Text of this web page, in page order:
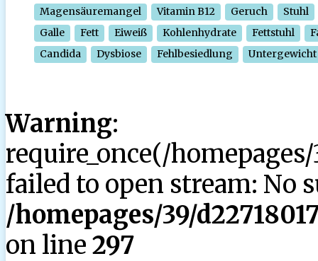
Magensäuremangel
Vitamin B12 Geruch
Stuhl
Galle
Fett Eiweiß Kohlenhydrate Fettstuhl
Candida
Dysbiose Fehlbesiedlung Untergewicht
Warning:
require_once(/
failed to open stream: No
/homepages/39/
on line 297